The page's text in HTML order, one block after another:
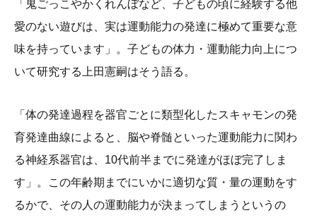
「鬼ごっこやかくれんぼなど、子どもの頃に経験する他
愛のない遊びは、実は運動能力の発達に極めて重要な意
味を持っています」。子どもの体力・運動能力向上につ
いて研究する上田憲嗣はそう語る。
「体の発達過程を器官ごとに類型化したスキャモンの発
育発達曲線によると、脳や脊髄といった運動能力に関わ
る神経系器官は、10代前半までに発達がほぼ完了しま
す」。この年齢期までにいかに適切な質・量の運動をす
るかで、その人の運動能力が決まってしまうというの